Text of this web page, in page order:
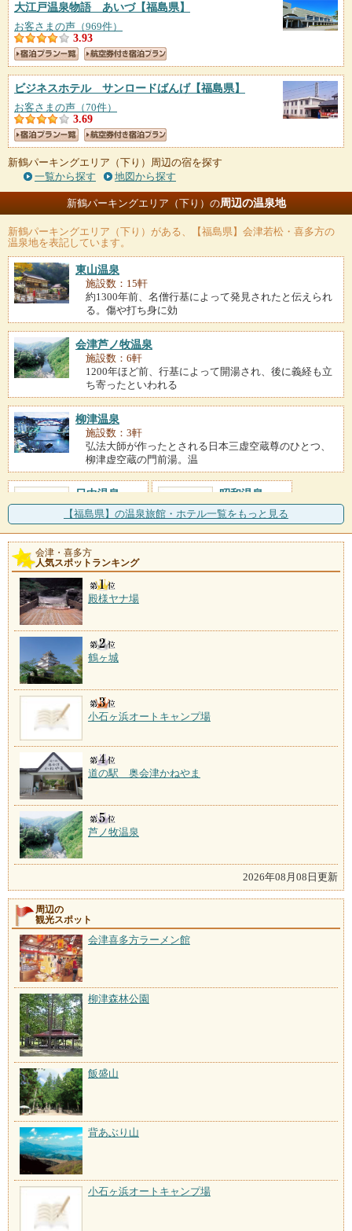
大江戸温泉物語 あいづ【福島県】
お客さまの声（969件）
3.93
ビジネスホテル サンロードばんげ【福島県】
お客さまの声（70件）
3.69
新鶴パーキングエリア（下り）周辺の宿を探す
一覧から探す
地図から探す
新鶴パーキングエリア（下り）の周辺の温泉地
新鶴パーキングエリア（下り） がある、【福島県】会津若松・喜多方の
温泉地を表記しています。
東山温泉
施設数：15軒
約1300年前、名僧行基によって発見されたと伝えられ
る。傷や打ち身に効
会津芦ノ牧温泉
施設数：6軒
1200年ほど前、行基によって開湯され、後に義経も立
ち寄ったといわれる
柳津温泉
施設数：3軒
弘法大師が作ったとされる日本三虚空蔵尊のひとつ、
柳津虚空蔵の門前湯。温
日中温泉
施設数：1軒
昭和温泉
施設数：1軒
【福島県】の温泉旅館・ホテル一覧をもっと見る
会津・喜多方
人気スポットランキング
殿様ヤナ場
鶴ヶ城
小石ヶ浜オートキャンプ場
道の駅 奥会津かねやま
芦ノ牧温泉
2026年08月08日更新
周辺の
観光スポット
会津喜多方ラーメン館
柳津森林公園
飯盛山
背あぶり山
小石ヶ浜オートキャンプ場